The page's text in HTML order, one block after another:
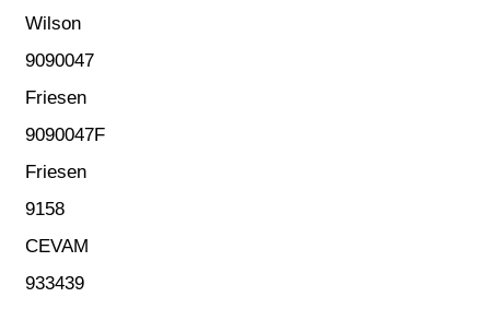
Wilson
9090047
Friesen
9090047F
Friesen
9158
CEVAM
933439